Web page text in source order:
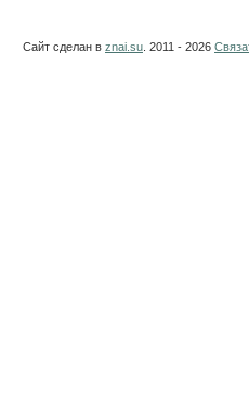
Сайт сделан в znai.su . 2011 - 2026